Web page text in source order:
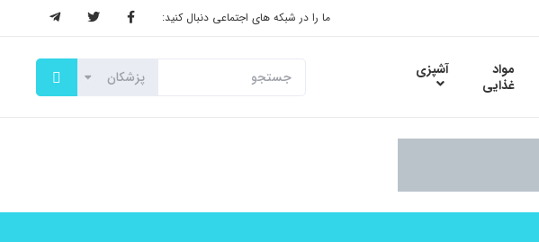
ما را در شبکه های اجتماعی دنبال کنید:
مواد
غذایی
آشپزی